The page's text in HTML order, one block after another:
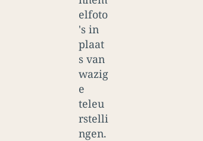
elfoto
's in
plaat
s van
wazig
e
teleu
rstelli
ngen.